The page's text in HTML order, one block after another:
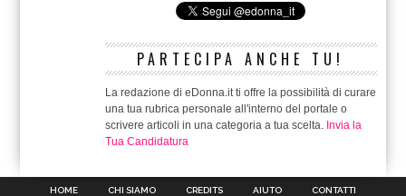
PARTECIPA ANCHE TU!
La redazione di eDonna.it ti offre la possibilità di curare
una tua rubrica personale all'interno del portale o
scrivere articoli in una categoria a tua scelta. Invia la
Tua Candidatura
HOME CHI SIAMO CREDITS AIUTO CONTATTI